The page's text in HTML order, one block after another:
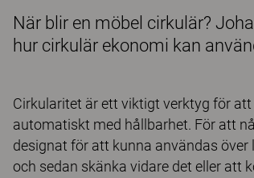
När blir en möbel cirkulär?
hur cirkulär ekonomi kan
Cirkularitet är ett viktigt verktyg för
automatiskt med hållbarhet. För att
designat för att kunna användas
och sedan skänka vidare det eller att